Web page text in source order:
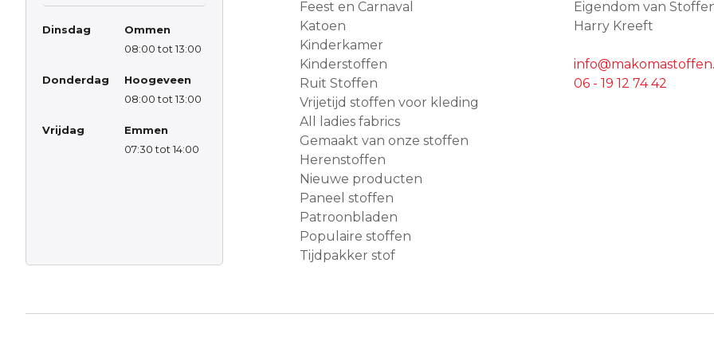
Dinsdag
Ommen
08:00 tot 13:00
Donderdag
Hoogeveen
08:00 tot 13:00
Vrijdag
Emmen
07:30 tot 14:00
Feest en Carnaval
Katoen
Kinderkamer
Kinderstoffen
Ruit Stoffen
Vrijetijd stoffen voor kleding
All ladies fabrics
Gemaakt van onze stoffen
Herenstoffen
Nieuwe producten
Paneel stoffen
Patroonbladen
Populaire stoffen
Tijdpakker stof
Eigendom van
Harry Kreeft
06 - 19 12 74 42